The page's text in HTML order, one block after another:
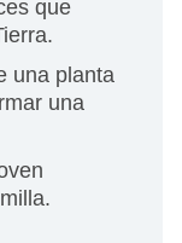
que
una planta
una